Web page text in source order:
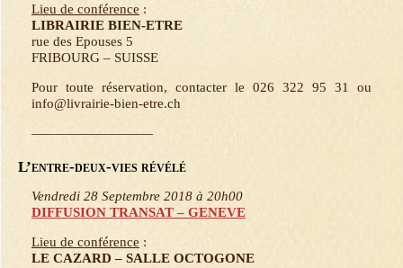
Lieu de conférence :
LIBRAIRIE BIEN-ETRE
rue des Epouses 5
FRIBOURG – SUISSE
Pour toute réservation, contacter le 026 322 95 31 ou
info@livrairie-bien-etre.ch
—————————
L’entre-deux-vies révélé
Vendredi 28 Septembre 2018 à 20h00
DIFFUSION TRANSAT – GENEVE
Lieu de conférence :
LE CAZARD – SALLE OCTOGONE